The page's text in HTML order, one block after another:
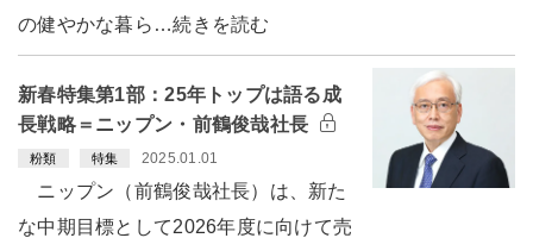
の健やかな暮ら…続きを読む
新春特集第1部：25年トップは語る成
長戦略＝ニップン・前鶴俊哉社長
粉類 特集 2025.01.01
ニップン（前鶴俊哉社長）は、新た
な中期目標として2026年度に向けて売